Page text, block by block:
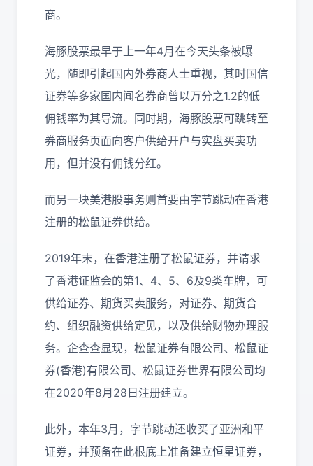
商。
海豚股票最早于上一年4月在今天头条被曝
光，随即引起国内外券商人士重视，其时国信
证券等多家国内闻名券商曾以万分之1.2的低
佣钱率为其导流。同时期，海豚股票可跳转至
券商服务页面向客户供给开户与实盘买卖功
用，但并没有佣钱分红。
而另一块美港股事务则首要由字节跳动在香港
注册的松鼠证券供给。
2019年末，在香港注册了松鼠证券，并请求
了香港证监会的第1、4、5、6及9类车牌，可
供给证券、期货买卖服务，对证券、期货合
约、组织融资供给定见，以及供给财物办理服
务。企查查显现，松鼠证券有限公司、松鼠证
券(香港)有限公司、松鼠证券世界有限公司均
在2020年8月28日注册建立。
此外，本年3月，字节跳动还收买了亚洲和平
证券，并预备在此根底上准备建立恒星证券，